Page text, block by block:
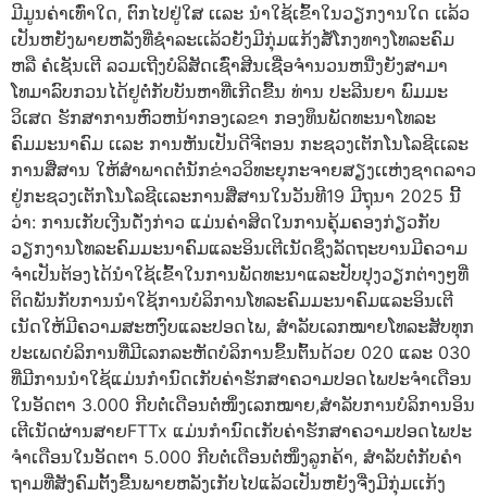
ມີມູນຄ່າເທົ່າໃດ, ຕົກໄປຢູ່ໃສ ເເລະ ນໍາໃຊ້ເຂົ້າໃນວຽກງານໃດ ເເລ້ວ
ເປັນຫຍັງພາຍຫລັງທີ່ຊໍາລະເເລ້ວຍັງມີກຸ່ມແກ້ງສໍ້ໂກງທາງໂທລະຄົມ
ຫລື ຄໍເຊັນເຕີ ລວມເຖີງບໍລິສັດເຊົ່າສີນເຊື່ອຈໍານວນຫນື່ງຍັງສາມາ
ໂທມາລົບກວນໄດ້ຢູຕໍ່ກັບບັນຫາທີ່ເກີດຂື້ນ ທ່ານ ປະລີນຍາ ພົມມະ
ວິເສດ ຮັກສາການຫົວຫນ້າກອງເລຂາ ກອງທຶນພັດທະນາໂທລະ
ຄົມມະນາຄົມ ເເລະ ການຫັນເປັນດີຈີຕອນ ກະຊວງເຕັກໂນໂລຊີເເລະ
ການສື່ສານ ໃຫ້ສໍາພາດຕໍ່ນັກຂ່າວວິທະຍຸກະຈາຍສຽງເເຫ່ງຊາດລາວ
ຢູ່ກະຊວງເຕັກໂນໂລຊີເເລະການສື່ສານໃນວັນທີ19 ມີຖຸນາ 2025 ນີ້
ວ່າ: ການເກັບເງີນດັ່ງກ່າວ ແມ່ນຄ່າສິດໃນການຄຸ້ມຄອງກ່ຽວກັບ
ວຽກງານໂທລະຄົມມະນາຄົມແລະອິນເຕີເນັດຊຶ່ງລັດຖະບານມີຄວາມ
ຈໍາເປັນຕ້ອງໄດ້ນໍາໃຊ້ເຂົ້າໃນການພັດທະນາແລະປັບປຸງວຽກຕ່າງໆທີ່
ຕິດພັນກັບການນໍາໃຊ້ການບໍລິການໂທລະຄົມມະນາຄົມແລະອິນເຕີ
ເນັດໃຫ້ມີຄວາມສະຫງົບແລະປອດໄພ, ສໍາລັບເລກໝາຍໂທລະສັບທຸກ
ປະເພດບໍລິການທີ່ມີເລກລະຫັດບໍລິການຂຶ້ນຕົ້ນດ້ວຍ 020 ແລະ 030
ທີ່ມີການນໍາໃຊ້ແມ່ນກຳນົດເກັບຄ່າຮັກສາຄວາມປອດໄພປະຈໍາເດືອນ
ໃນອັດຕາ 3.000 ກີບຕໍ່ເດືອນຕໍ່ໜຶ່ງເລກໝາຍ,ສໍາລັບການບໍລິການອິນ
ເຕີເນັດຜ່ານສາຍFTTx ແມ່ນກໍານົດເກັບຄ່າຮັກສາຄວາມປອດໄພປະ
ຈໍາເດືອນໃນອັດຕາ 5.000 ກີບຕໍ່ເດືອນຕໍ່ໜຶ່ງລູກຄ້າ, ສໍາລັບຕໍ່ກັບຄໍາ
ຖາມທີ່ສັງຄົມຕັ້ງຂື້ນພາຍຫລັງເກັບໄປແລ້ວເປັນຫຍັງຈື່ງມີກຸ່ມເເກ້ງ